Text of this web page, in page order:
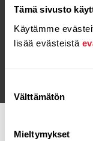
Tämä sivusto
Käytämme
lisää evästeistä
valinta
Välttämätön
Mieltymykset